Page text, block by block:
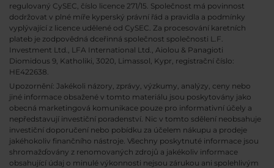
regulovaný CySEC, číslo licence 271/15. Společnost má povinnost
dodržovat v plné míře kyperský právní řád a pravidla a podmínky
vyplývající z licence udělené od CySEC. Za procesování karetních
plateb je zodpovědná dceřinná společnost společnosti L.F.
Investment Ltd., LFA International Ltd., Aiolou & Panagioti
Diomidous 9, Katholiki, 3020, Limassol, Kypr, registrační číslo:
HE422638.
Upozornění: Jakékoli názory, zprávy, výzkumy, analýzy, ceny nebo
jiné informace obsažené v tomto materiálu jsou poskytovány jako
obecná marketingová komunikace pouze pro informativní účely a
nepředstavují investiční poradenství. Nic v tomto sdělení neobsahuje
investiční doporučení nebo pobídku za účelem nákupu a prodeje
jakéhokoliv finančního nástroje. Všechny poskytnuté informace jsou
shromažďovány z renomovaných zdrojů a jakékoliv informace
obsahující údaj o minulé výkonnosti nejsou zárukou ani spolehlivým